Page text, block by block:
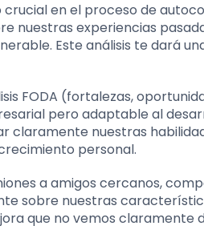
en el proceso de
nuestras experiencias
Este análisis te dará
FODA (fortalezas,
pero adaptable al
claramente nuestras
personal.
a amigos cercanos,
sobre nuestras
que no vemos claramente